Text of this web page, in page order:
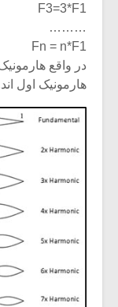
F3=3*F1
………
Fn = n*F1
در واقع
هارمونیک اول